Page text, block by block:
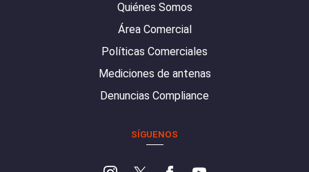
Quiénes Somos
Área Comercial
Políticas Comerciales
Mediciones de antenas
Denuncias Compliance
SÍGUENOS